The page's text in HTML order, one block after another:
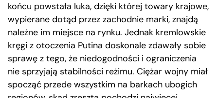
końcu powstała luka, dzięki której towary krajowe,
wypierane dotąd przez zachodnie marki, znajdą
należne im miejsce na rynku. Jednak kremlowskie
kręgi z otoczenia Putina doskonale zdawały sobie
sprawę z tego, że niedogodności i ograniczenia
nie sprzyjają stabilności reżimu. Ciężar wojny miał
spocząć przede wszystkim na barkach ubogich